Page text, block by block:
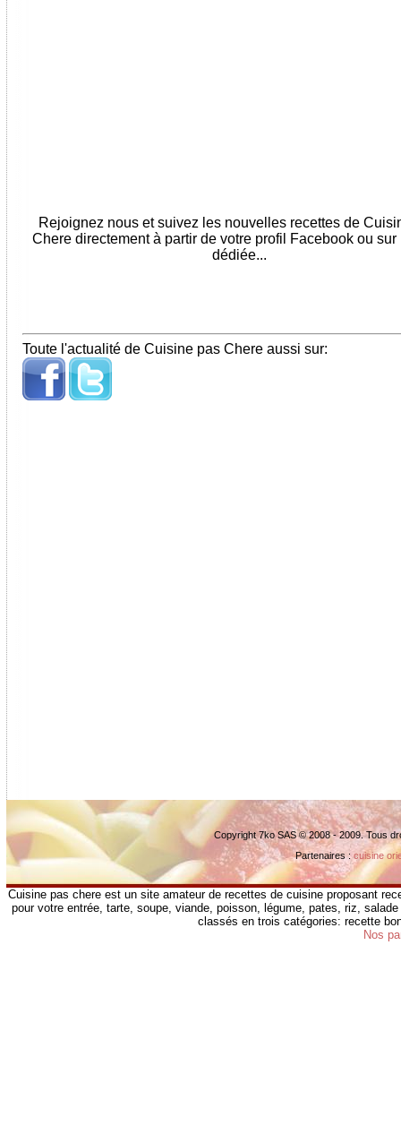
Rejoignez nous et suivez les nouvelles recettes de
Chere directement à partir de votre profil Facebook ou sur
dédiée...
Toute l'actualité de Cuisine pas Chere aussi sur:
Copyright 7ko SAS © 2008 - 2009. Tous
Partenaires :cuisine
Cuisine pas chere est un site amateur de recettes de cuisine proposant
pour votre entrée, tarte, soupe, viande, poisson, légume, pates, riz,
classés en trois catégories: recette
Nos